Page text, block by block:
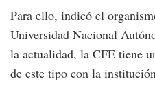
Para ello, indicó el
Universidad Nacional
la actualidad, la CFE tiene
de este tipo con la